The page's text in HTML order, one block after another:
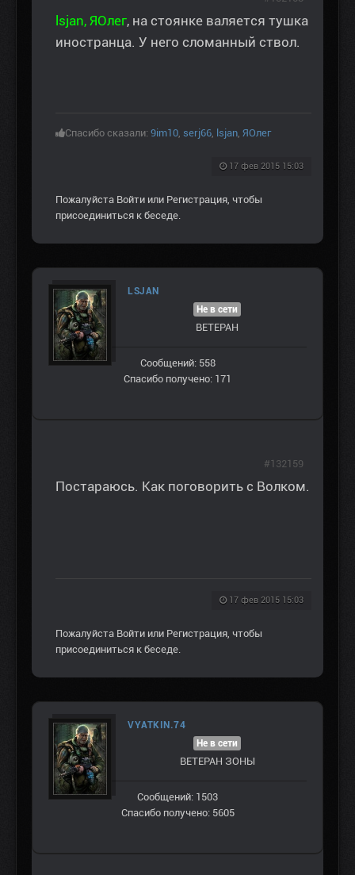
lsjan, ЯОлег, на стоянке валяется тушка
иностранца. У него сломанный ствол.
Спасибо сказали: 9im10 serj66 lsjan ЯОлег
17 фев 2015 15:03
Пожалуйста Войти или Регистрация , чтобы
присоединиться к беседе.
LSJAN
Не в сети
ВЕТЕРАН
Сообщений: 558
Спасибо получено: 171
Постараюсь. Как поговорить с Волком.
17 фев 2015 15:03
#132159
Пожалуйста Войти или Регистрация , чтобы
присоединиться к беседе.
VYATKIN.74
Не в сети
ВЕТЕРАН ЗOНЫ
Сообщений: 1503
Спасибо получено: 5605